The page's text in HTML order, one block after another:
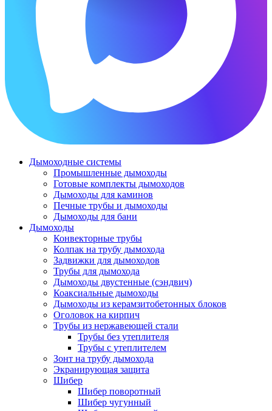
Дымоходные системы
Промышленные дымоходы
Готовые комплекты дымоходов
Дымоходы для каминов
Печные трубы и дымоходы
Дымоходы для бани
Дымоходы
Конвекторные трубы
Колпак на трубу дымохода
Задвижки для дымоходов
Трубы для дымохода
Дымоходы двустенные (сэндвич)
Коаксиальные дымоходы
Дымоходы из керамзитобетонных блоков
Оголовок на кирпич
Трубы из нержавеющей стали
Трубы без утеплителя
Трубы с утеплителем
Зонт на трубу дымохода
Экранирующая защита
Шибер
Шибер поворотный
Шибер чугунный